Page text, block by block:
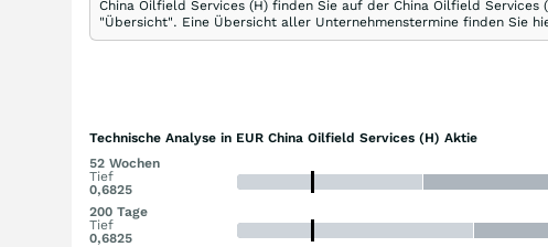
China Oilfield Services (H) finden Sie auf der China Oilfield
"Übersicht". Eine Übersicht aller Unternehmenstermine finden Sie
Technische Analyse in EUR China Oilfield Services (H) Aktie
52 Wochen
Tief
0,6825
200 Tage
Tief
0,6825